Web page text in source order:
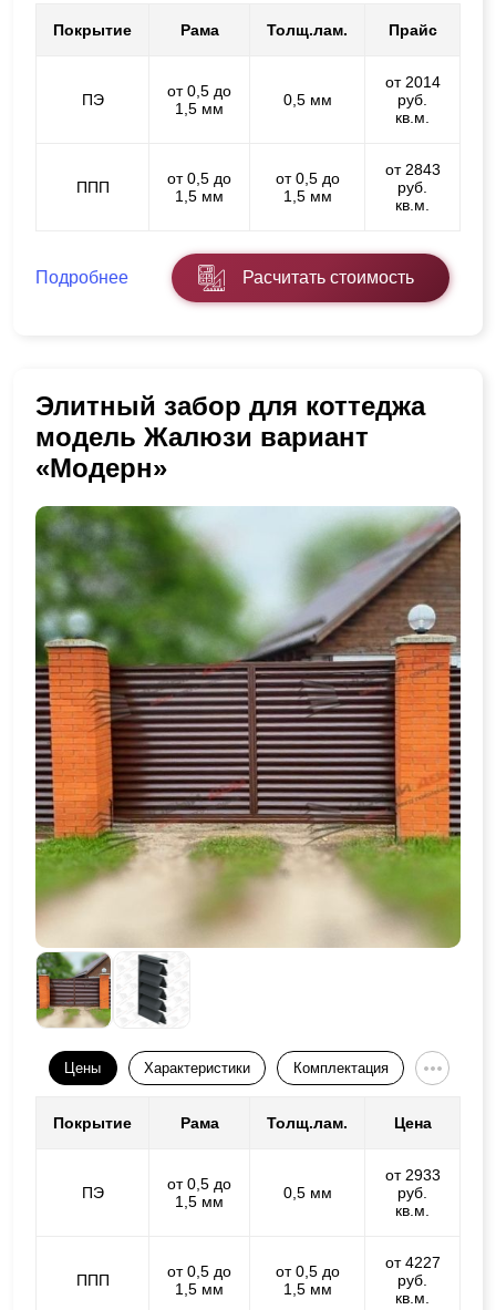
Покрытие Рама Толщ.лам. Прайс
ПЭ
от 0,5 до
1,5 мм
0,5 мм
от 2014
руб.
кв.м.
ППП
от 0,5 до
1,5 мм
от 0,5 до
1,5 мм
от 2843
руб.
кв.м.
Подробнее Расчитать стоимость
Элитный забор для коттеджа
модель Жалюзи вариант
«Модерн»
Цены Характеристики Комплектация
Покрытие Рама Толщ.лам. Цена
ПЭ
от 0,5 до
1,5 мм
0,5 мм
от 2933
руб.
кв.м.
ППП
от 0,5 до
1,5 мм
от 0,5 до
1,5 мм
от 4227
руб.
кв.м.